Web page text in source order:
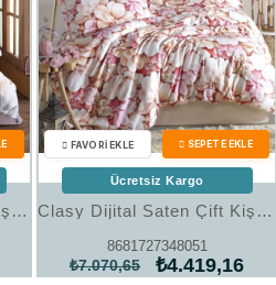
Clasy Dijital Saten Çift Kişilik Nevresim Takımı Elaris V1 Mavi Clasy Dijital Saten Çift Kişilik Nevresim Takımı Muna V1 Pudra
8681727348051
₺4.419,16
₺7.070,65
Ücretsiz Kargo